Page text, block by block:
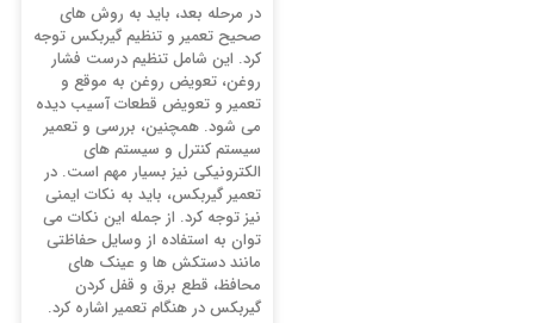
در مرحله بعد، باید به روش ‌های
صحیح تعمیر و تنظیم گیربکس توجه
کرد. این شامل تنظیم درست فشار
روغن، تعویض روغن به موقع و
تعمیر و تعویض قطعات آسیب دیده
می ‌شود. همچنین، بررسی و تعمیر
سیستم کنترل و سیستم‌ های
الکترونیکی نیز بسیار مهم است. در
تعمیر گیربکس، باید به نکات ایمنی
نیز توجه کرد. از جمله این نکات می
‌توان به استفاده از وسایل حفاظتی
مانند دستکش ها و عینک ‌های
محافظ، قطع برق و قفل کردن
گیربکس در هنگام تعمیر اشاره کرد.